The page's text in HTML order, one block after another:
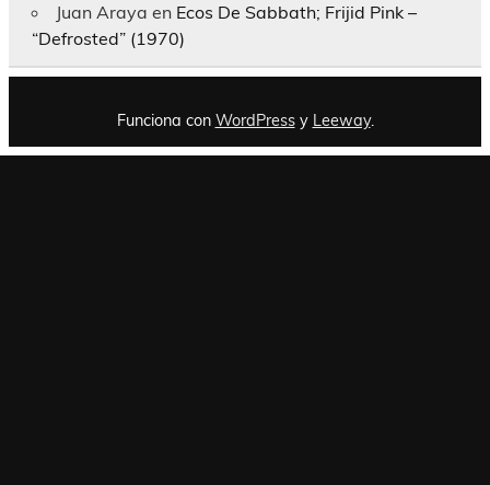
Juan Araya en Ecos De Sabbath; Frijid Pink –
“Defrosted” (1970)
Funciona con WordPressy Leeway.